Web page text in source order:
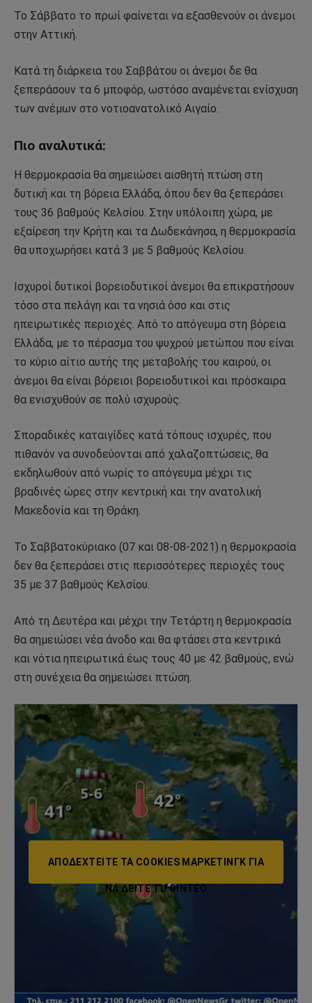
Το Σάββατο το πρωί φαίνεται να εξασθενούν οι άνεμοι
στην Αττική.
Κατά τη διάρκεια του Σαββάτου οι άνεμοι δε θα
ξεπεράσουν τα 6 μποφόρ, ωστόσο αναμένεται ενίσχυση
των ανέμων στο νοτιοανατολικό Αιγαίο.
Πιο αναλυτικά:
Η θερμοκρασία θα σημειώσει αισθητή πτώση στη
δυτική και τη βόρεια Ελλάδα, όπου δεν θα ξεπεράσει
τους 36 βαθμούς Κελσίου. Στην υπόλοιπη χώρα, με
εξαίρεση την Κρήτη και τα Δωδεκάνησα, η θερμοκρασία
θα υποχωρήσει κατά 3 με 5 βαθμούς Κελσίου.
Ισχυροί δυτικοί βορειοδυτικοί άνεμοι θα επικρατήσουν
τόσο στα πελάγη και τα νησιά όσο και στις
ηπειρωτικές περιοχές. Από το απόγευμα στη βόρεια
Ελλάδα, με το πέρασμα του ψυχρού μετώπου που είναι
το κύριο αίτιο αυτής της μεταβολής του καιρού, οι
άνεμοι θα είναι βόρειοι βορειοδυτικοί και πρόσκαιρα
θα ενισχυθούν σε πολύ ισχυρούς.
Σποραδικές καταιγίδες κατά τόπους ισχυρές, που
πιθανόν να συνοδεύονται από χαλαζοπτώσεις, θα
εκδηλωθούν από νωρίς το απόγευμα μέχρι τις
βραδινές ώρες στην κεντρική και την ανατολική
Μακεδονία και τη Θράκη.
Το Σαββατοκύριακο (07 και 08-08-2021) η θερμοκρασία
δεν θα ξεπεράσει στις περισσότερες περιοχές τους
35 με 37 βαθμούς Κελσίου.
Από τη Δευτέρα και μέχρι την Τετάρτη η θερμοκρασία
θα σημειώσει νέα άνοδο και θα φτάσει στα κεντρικά
και νότια ηπειρωτικά έως τους 40 με 42 βαθμούς, ενώ
στη συνέχεια θα σημειώσει πτώση.
ΑΠΟΔΕΧΤΕΊΤΕ ΤΑ COOKIES ΜΆΡΚΕΤΙΝΓΚ ΓΙΑ
ΝΑ ΔΕΊΤΕ ΤΟ ΒΙΝΤΕΟ